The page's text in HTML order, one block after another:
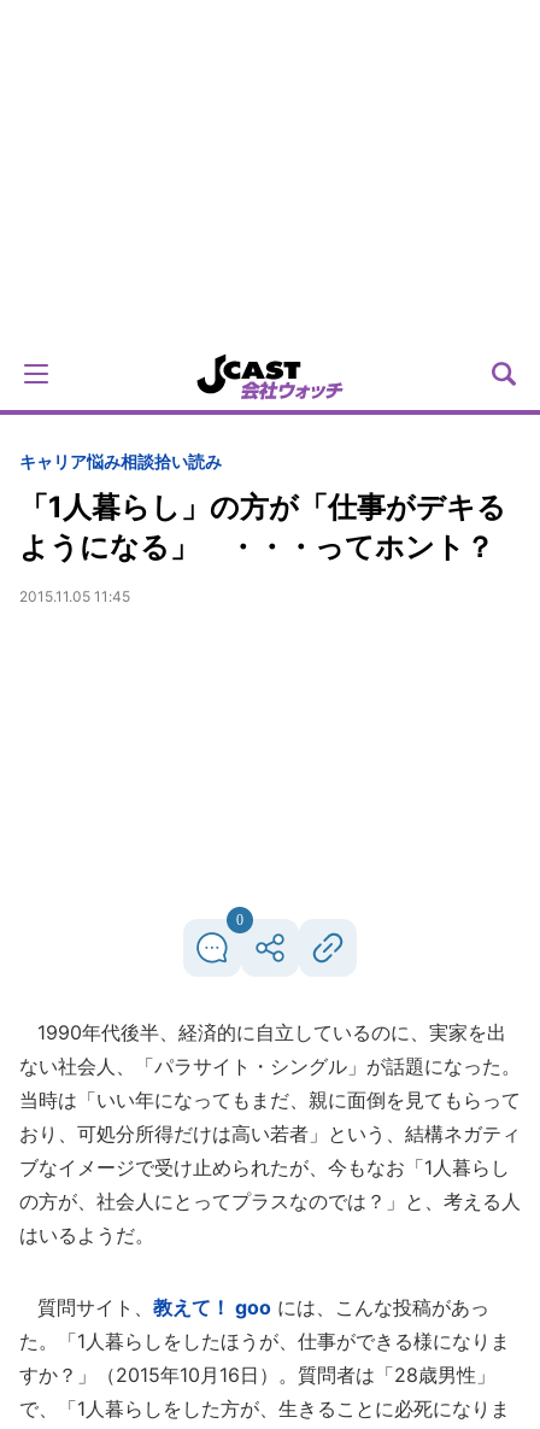
キャリア悩み相談拾い読み
「1人暮らし」の方が「仕事がデキる
ようになる」 ・・・ってホント？
2015.11.05 11:45
0
1990年代後半、経済的に自立しているのに、実家を出
ない社会人、「パラサイト・シングル」が話題になった。
当時は「いい年になってもまだ、親に面倒を見てもらって
おり、可処分所得だけは高い若者」という、結構ネガティ
ブなイメージで受け止められたが、今もなお「1人暮らし
の方が、社会人にとってプラスなのでは？」と、考える人
はいるようだ。
質問サイト、 教えて！ goo には、こんな投稿があっ
た。「1人暮らしをしたほうが、仕事ができる様になりま
すか？」（2015年10月16日）。質問者は「28歳男性」
で、「1人暮らしをした方が、生きることに必死になりま